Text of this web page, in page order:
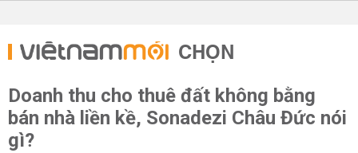
CHỌN
Doanh thu cho thuê đất không bằng
bán nhà liền kề, Sonadezi Châu Đức nói
gì?